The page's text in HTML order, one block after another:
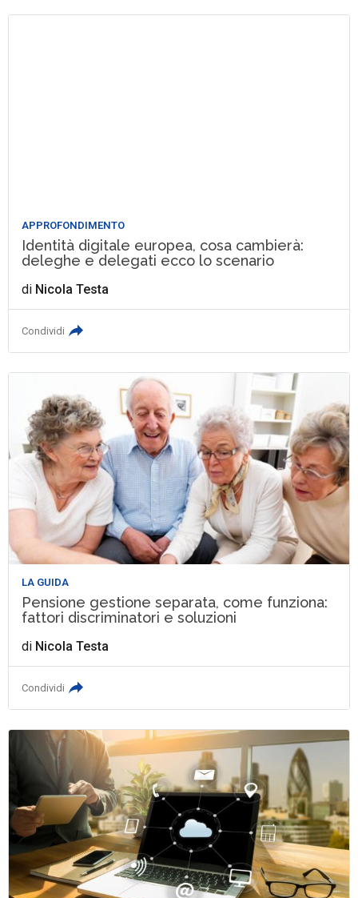
APPROFONDIMENTO
Identità digitale europea, cosa cambierà:
deleghe e delegati ecco lo scenario
di Nicola Testa
Condividi
LA GUIDA
Pensione gestione separata, come funziona:
fattori discriminatori e soluzioni
di Nicola Testa
Condividi